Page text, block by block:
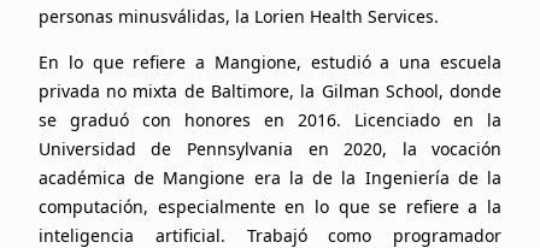
personas minusválidas, la Lorien Health Services.
En lo que refiere a Mangione, estudió a una escuela
privada no mixta de Baltimore, la Gilman School, donde
se graduó con honores en 2016. Licenciado en la
Universidad de Pennsylvania en 2020, la vocación
académica de Mangione era la de la Ingeniería de la
computación, especialmente en lo que se refiere a la
inteligencia artificial. Trabajó como programador